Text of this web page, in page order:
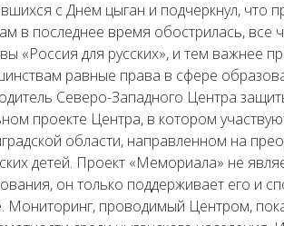
с Днем цыган и подчеркнул, что
в последнее время обострилась, все
«Россия для русских», и тем важнее
равные права в сфере
Северо-Западного Центра
проекте Центра, в котором
области, направленном на
детей. Проект «Мемориала» не
он только поддерживает его и
Мониторинг, проводимый Центром,